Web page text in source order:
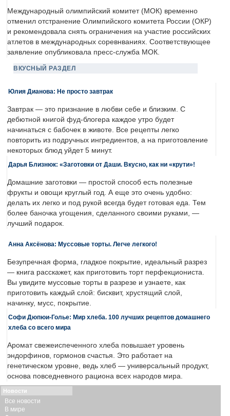
Международный олимпийский комитет (МОК) временно
отменил отстранение Олимпийского комитета России (ОКР)
и рекомендовала снять ограничения на участие российских
атлетов в международных соревнваниях. Соответствующее
заявление опубликовала пресс-служба МОК.
ВКУСНЫЙ РАЗДЕЛ
Юлия Дианова: Не просто завтрак
Завтрак — это признание в любви себе и близким. С
дебютной книгой фуд-блогера каждое утро будет
начинаться с бабочек в животе. Все рецепты легко
повторить из подручных ингредиентов, а на приготовление
некоторых блюд уйдет 5 минут.
Дарья Близнюк: «Заготовки от Даши. Вкусно, как ни «крути»!
Домашние заготовки — простой способ есть полезные
фрукты и овощи круглый год. А еще это очень удобно:
делать их легко и под рукой всегда будет готовая еда. Тем
более баночка угощения, сделанного своими руками, —
лучший подарок.
Анна Аксёнова: Муссовые торты. Легче легкого!
Безупречная форма, гладкое покрытие, идеальный разрез
— книга расскажет, как приготовить торт перфекциониста.
Вы увидите муссовые торты в разрезе и узнаете, как
приготовить каждый слой: бисквит, хрустящий слой,
начинку, мусс, покрытие.
Софи Дюпюи-Голье: Мир хлеба. 100 лучших рецептов домашнего
хлеба со всего мира
Аромат свежеиспеченного хлеба повышает уровень
эндорфинов, гормонов счастья. Это работает на
генетическом уровне, ведь хлеб — универсальный продукт,
основа повседневного рациона всех народов мира.
Новости
Все новости
В мире